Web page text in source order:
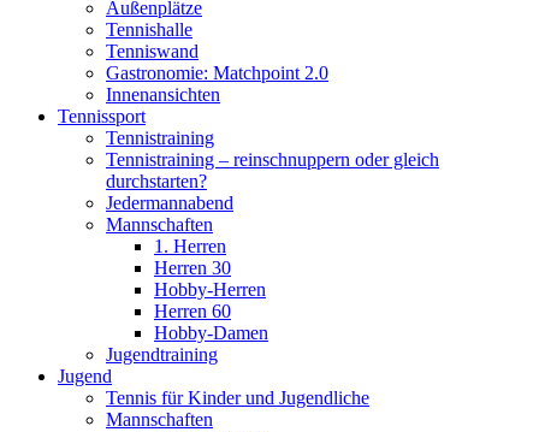
Außenplätze
Tennishalle
Tenniswand
Gastronomie: Matchpoint 2.0
Innenansichten
Tennissport
Tennistraining
Tennistraining – reinschnuppern oder gleich
durchstarten?
Jedermannabend
Mannschaften
1. Herren
Herren 30
Hobby-Herren
Herren 60
Hobby-Damen
Jugendtraining
Jugend
Tennis für Kinder und Jugendliche
Mannschaften